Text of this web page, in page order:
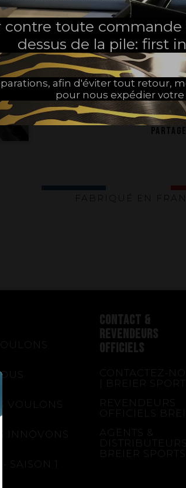
Pour la
Droitier.
FABRIQUÉ EN
VOULONS
INNOVONS
SAISON 1 :
CONTACT &
REVENDEURS
OFFICIELS
CONTACTEZ-
| BREIER
REVENDEURS
OFFICIELS
AGENTS &
DISTRIBUTEURS
BREIER SPORTS
contre toute commande
dessus de la pile: first
afin d'éviter tout retour,
pour nous expédier votre